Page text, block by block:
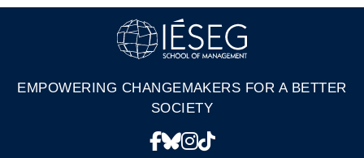
EMPOWERING CHANGEMAKERS FOR A BETTER
SOCIETY
Facebook
Bluesky
Instagram
TikTok